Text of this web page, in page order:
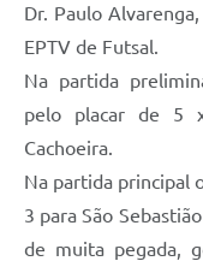
Dr. Paulo
EPTV de Futsal.
Na partida
pelo placar de 5
Cachoeira.
Na partida principal
3 para São
de muita pegada,